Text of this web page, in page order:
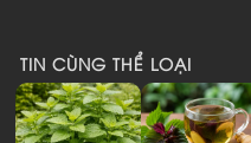
TIN CÙNG THỂ LOẠI